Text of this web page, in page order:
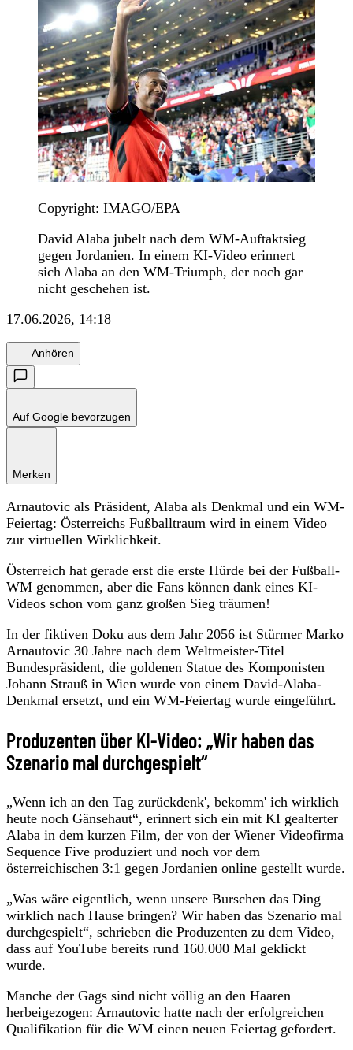
Copyright: IMAGO/EPA
David Alaba jubelt nach dem WM-Auftaktsieg
gegen Jordanien. In einem KI-Video erinnert
sich Alaba an den WM-Triumph, der noch gar
nicht geschehen ist.
17.06.2026, 14:18
Anhören
Auf Google bevorzugen
Merken
Arnautovic als Präsident, Alaba als Denkmal und ein WM-
Feiertag: Österreichs Fußballtraum wird in einem Video
zur virtuellen Wirklichkeit.
Österreich hat gerade erst die erste Hürde bei der Fußball-
WM genommen, aber die Fans können dank eines KI-
Videos schon vom ganz großen Sieg träumen!
In der fiktiven Doku aus dem Jahr 2056 ist Stürmer Marko
Arnautovic 30 Jahre nach dem Weltmeister-Titel
Bundespräsident, die goldenen Statue des Komponisten
Johann Strauß in Wien wurde von einem David-Alaba-
Denkmal ersetzt, und ein WM-Feiertag wurde eingeführt.
Produzenten über KI-Video: „Wir haben das
Szenario mal durchgespielt“
„Wenn ich an den Tag zurückdenk', bekomm' ich wirklich
heute noch Gänsehaut“, erinnert sich ein mit KI gealterter
Alaba in dem kurzen Film, der von der Wiener Videofirma
Sequence Five produziert und noch vor dem
österreichischen 3:1 gegen Jordanien online gestellt wurde.
„Was wäre eigentlich, wenn unsere Burschen das Ding
wirklich nach Hause bringen? Wir haben das Szenario mal
durchgespielt“, schrieben die Produzenten zu dem Video,
dass auf YouTube bereits rund 160.000 Mal geklickt
wurde.
Manche der Gags sind nicht völlig an den Haaren
herbeigezogen: Arnautovic hatte nach der erfolgreichen
Qualifikation für die WM einen neuen Feiertag gefordert.